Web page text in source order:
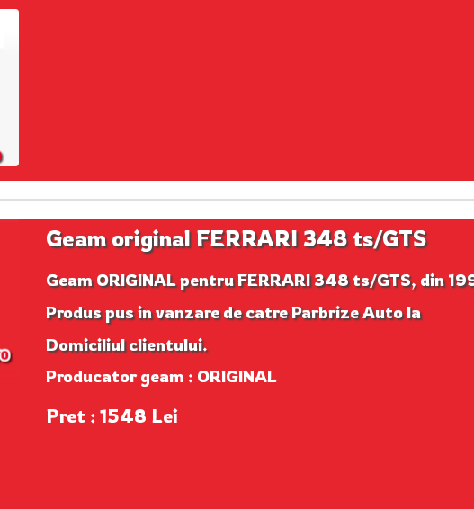
Geam original FERRARI 348 ts/GTS
Geam ORIGINAL pentru FERRARI 348 ts/GTS, din
Produs pus in vanzare de catre Parbrize Auto la
Domiciliul clientului.
Producator geam : ORIGINAL
Pret : 1548 Lei